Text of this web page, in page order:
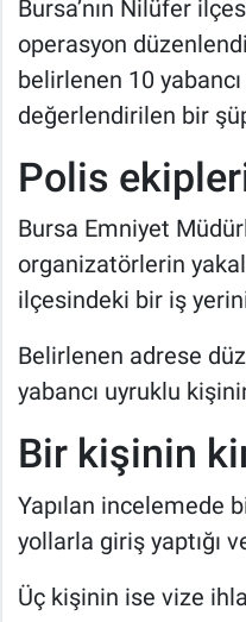
Bursa’nın Nilüfer
operasyon
belirlenen 10
değerlendirilen bir
Polis
Bursa Emniyet
organizatörlerin
ilçesindeki bir iş
Belirlenen adrese
yabancı uyruklu
Bir kişinin
Yapılan incelemede
yollarla giriş yaptığı
Üç kişinin ise vize